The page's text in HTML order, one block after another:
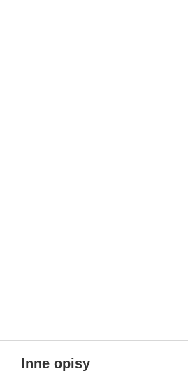
Inne opisy